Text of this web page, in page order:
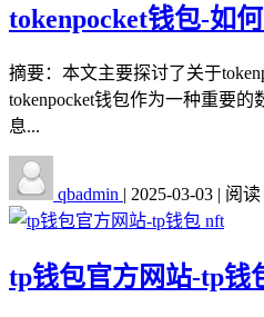
tokenpocket钱包-如
摘要：本文主要探讨了关于
tokenpocket钱包作为一种重要
息...
qbadmin | 2025-03-03 | 阅读
tp钱包官方网站-tp钱